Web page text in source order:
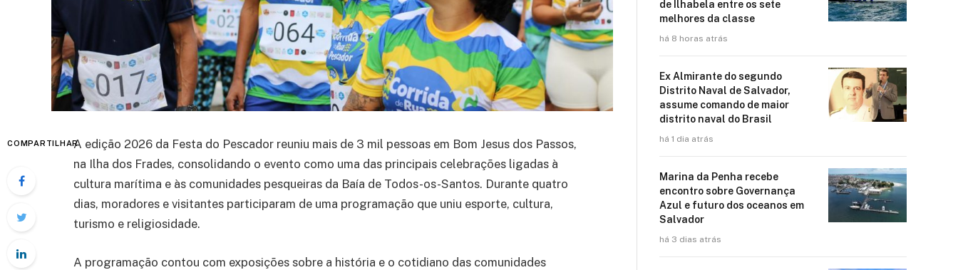
COMPARTILHARA edição 2026 da Festa do Pescador reuniu mais de 3 mil pessoas em Bom Jesus dos Passos,
na Ilha dos Frades, consolidando o evento como uma das principais celebrações ligadas à
cultura marítima e às comunidades pesqueiras da Baía de Todos-os-Santos. Durante quatro
dias, moradores e visitantes participaram de uma programação que uniu esporte, cultura,
turismo e religiosidade.
A programação contou com exposições sobre a história e o cotidiano das comunidades
de Ilhabela entre os sete
melhores da classe
há 8 horas atrás
Ex Almirante do segundo
Distrito Naval de Salvador,
assume comando de maior
distrito naval do Brasil
há 1 dia atrás
Marina da Penha recebe
encontro sobre Governança
Azul e futuro dos oceanos em
Salvador
há 3 dias atrás